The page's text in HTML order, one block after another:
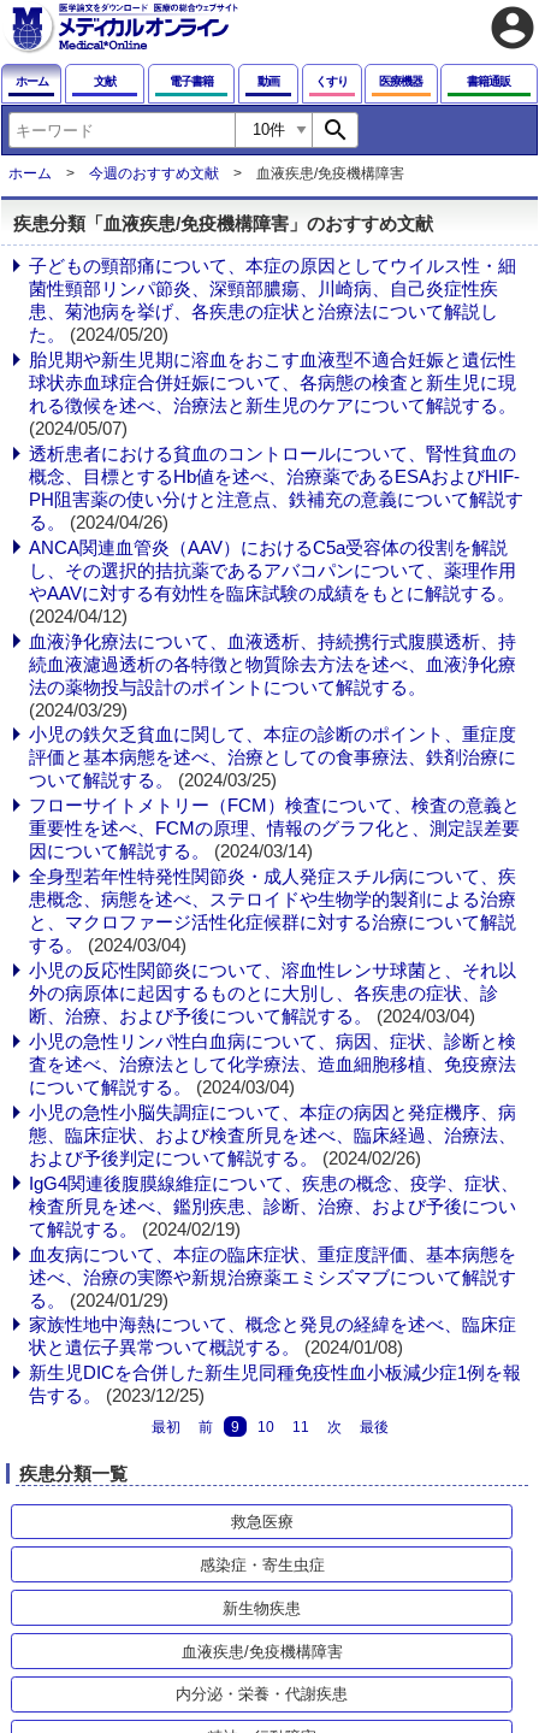
account_circle
ホーム 文献 電子書籍 動画 くすり 医療機器 書籍通販
search
ホーム 今週のおすすめ文献 血液疾患/免疫機構障害
疾患分類「血液疾患/免疫機構障害」のおすすめ文献
子どもの頸部痛について、本症の原因としてウイルス性・細
菌性頸部リンパ節炎、深頸部膿瘍、川崎病、自己炎症性疾
患、菊池病を挙げ、各疾患の症状と治療法について解説し
た。
(2024/05/20)
胎児期や新生児期に溶血をおこす血液型不適合妊娠と遺伝性
球状赤血球症合併妊娠について、各病態の検査と新生児に現
れる徴候を述べ、治療法と新生児のケアについて解説する。
(2024/05/07)
透析患者における貧血のコントロールについて、腎性貧血の
概念、目標とするHb値を述べ、治療薬であるESAおよびHIF-
PH阻害薬の使い分けと注意点、鉄補充の意義について解説す
る。
(2024/04/26)
ANCA関連血管炎（AAV）におけるC5a受容体の役割を解説
し、その選択的拮抗薬であるアバコパンについて、薬理作用
やAAVに対する有効性を臨床試験の成績をもとに解説する。
(2024/04/12)
血液浄化療法について、血液透析、持続携行式腹膜透析、持
続血液濾過透析の各特徴と物質除去方法を述べ、血液浄化療
法の薬物投与設計のポイントについて解説する。
(2024/03/29)
小児の鉄欠乏貧血に関して、本症の診断のポイント、重症度
評価と基本病態を述べ、治療としての食事療法、鉄剤治療に
ついて解説する。
(2024/03/25)
フローサイトメトリー（FCM）検査について、検査の意義と
重要性を述べ、FCMの原理、情報のグラフ化と、測定誤差要
因について解説する。
(2024/03/14)
全身型若年性特発性関節炎・成人発症スチル病について、疾
患概念、病態を述べ、ステロイドや生物学的製剤による治療
と、マクロファージ活性化症候群に対する治療について解説
する。
(2024/03/04)
小児の反応性関節炎について、溶血性レンサ球菌と、それ以
外の病原体に起因するものとに大別し、各疾患の症状、診
断、治療、および予後について解説する。
(2024/03/04)
小児の急性リンパ性白血病について、病因、症状、診断と検
査を述べ、治療法として化学療法、造血細胞移植、免疫療法
について解説する。
(2024/03/04)
小児の急性小脳失調症について、本症の病因と発症機序、病
態、臨床症状、および検査所見を述べ、臨床経過、治療法、
および予後判定について解説する。
(2024/02/26)
IgG4関連後腹膜線維症について、疾患の概念、疫学、症状、
検査所見を述べ、鑑別疾患、診断、治療、および予後につい
て解説する。
(2024/02/19)
血友病について、本症の臨床症状、重症度評価、基本病態を
述べ、治療の実際や新規治療薬エミシズマブについて解説す
る。
(2024/01/29)
家族性地中海熱について、概念と発見の経緯を述べ、臨床症
状と遺伝子異常ついて概説する。
(2024/01/08)
新生児DICを合併した新生児同種免疫性血小板減少症1例を報
告する。
(2023/12/25)
最初 前 9 10 11 次 最後
疾患分類一覧
救急医療
感染症・寄生虫症
新生物疾患
血液疾患/免疫機構障害
内分泌・栄養・代謝疾患